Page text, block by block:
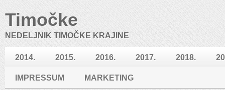
Timočke
NEDELJNIK TIMOČKE KRAJINE
2014. 2015. 2016. 2017. 2018.
IMPRESSUM MARKETING